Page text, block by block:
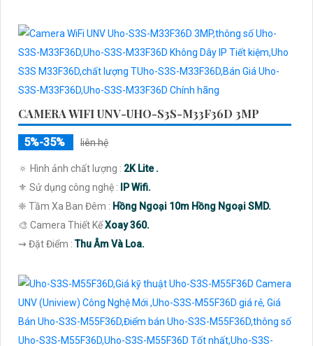
CAMERA WIFI UNV-UHO-S3S-M33F36D 3MP
5%-35% liên hệ
🔅 Hình ảnh chất lượng : 2K Lite .
⚜️ Sử dụng công nghệ :
IP Wifi.
❈ Tầm Xa Ban Đêm : Hồng Ngoại 10m Hồng Ngoại SMD.
🎨 Camera Thiết KếXoay 360.
️⇝ Đặt Điểm :Thu Âm Và Loa.